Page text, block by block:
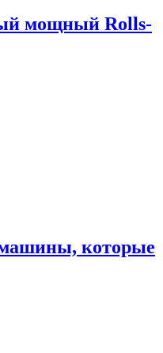
мощный Rolls-
которые